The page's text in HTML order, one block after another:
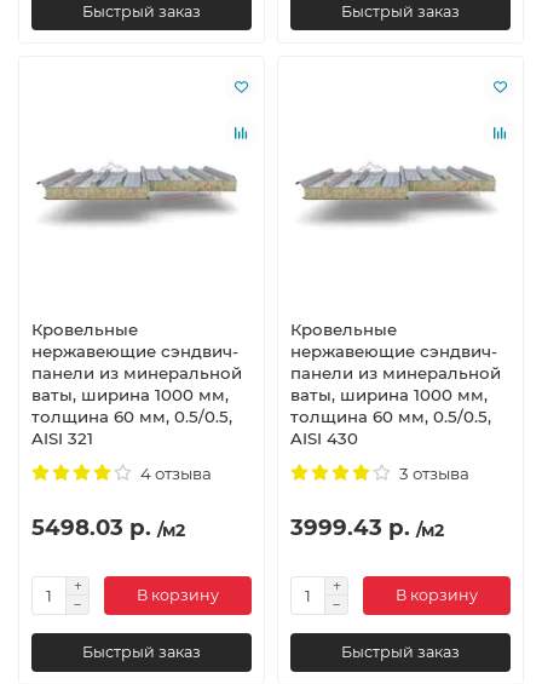
Быстрый заказ Быстрый заказ
Кровельные
нержавеющие сэндвич-
панели из минеральной
ваты, ширина 1000 мм,
толщина 60 мм, 0.5/0.5,
AISI 321
4 отзыва
5498.03 р. /м2
В корзину
Быстрый заказ
Кровельные
нержавеющие сэндвич-
панели из минеральной
ваты, ширина 1000 мм,
толщина 60 мм, 0.5/0.5,
AISI 430
3 отзыва
3999.43 р. /м2
В корзину
Быстрый заказ